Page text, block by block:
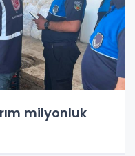
milyonluk